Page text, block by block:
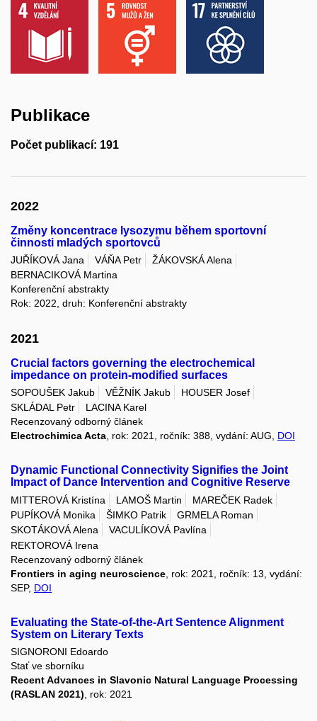
Publikace
Počet publikací: 191
2022
Změny koncentrace lysozymu během sportovní
činnosti mladých sportovců
JUŘÍKOVÁ Jana VÁŇA Petr
ŽÁKOVSKÁ Alena
BERNACIKOVÁ Martina
Konferenční abstrakty
Rok: 2022, druh: Konferenční abstrakty
2021
Crucial factors governing the electrochemical
impedance on protein-modified surfaces
SOPOUŠEK Jakub VĚŽNÍK Jakub
HOUSER Josef
SKLÁDAL Petr
LACINA Karel
Recenzovaný odborný článek
Electrochimica Acta, rok: 2021, ročník: 388, vydání: AUG, DOI
Dynamic Functional Connectivity Signifies the Joint
Impact of Dance Intervention and Cognitive Reserve
MITTEROVÁ Kristína LAMOŠ Martin
MAREČEK Radek
PUPÍKOVÁ Monika
ŠIMKO Patrik
GRMELA Roman
SKOTÁKOVÁ Alena
VACULÍKOVÁ Pavlína
REKTOROVÁ Irena
Recenzovaný odborný článek
Frontiers in aging neuroscience , rok: 2021, ročník: 13, vydání:
SEP, DOI
Evaluating the State-of-the-Art Sentence Alignment
System on Literary Texts
SIGNORONI Edoardo
Stať ve sborníku
Recent Advances in Slavonic Natural Language Processing
(RASLAN 2021) , rok: 2021